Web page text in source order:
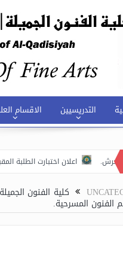
التدريسيين الاقسام
اعلان اختبارت الطلبة المقبولين
الفنون المسرحية.